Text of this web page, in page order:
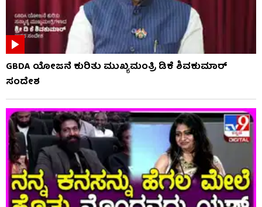
GBDA ಯೋಜನೆ ಕುರಿತು ಮುಖ್ಯಮಂತ್ರಿ ಡಿಕೆ ಶಿವಕುಮಾರ್
ಸಂದೇಶ